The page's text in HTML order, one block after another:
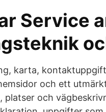
Service
karta,
och ett
platser och